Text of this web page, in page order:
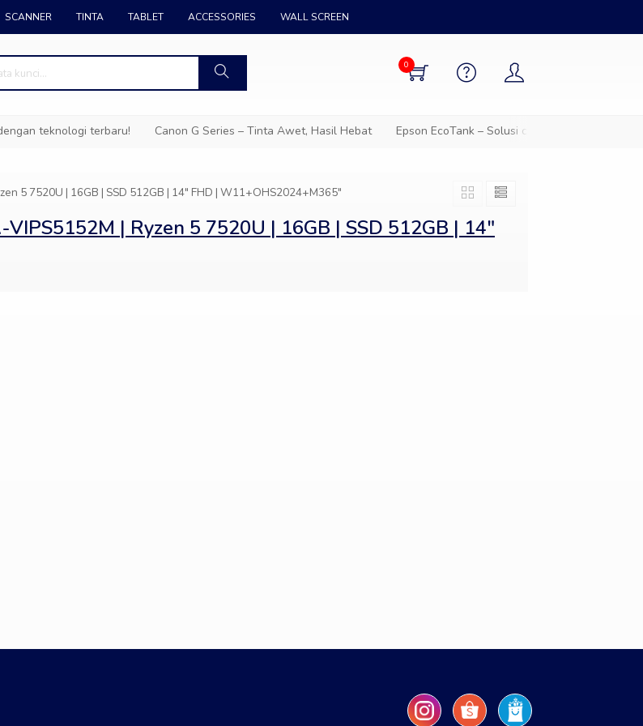
SCANNER TINTA TABLET ACCESSORIES WALL SCREEN
0
teknologi terbaru! Canon G Series – Tinta Awet, Hasil Hebat Epson EcoTank – Solusi cetak hemat untuk
5 7520U | 16GB | SSD 512GB | 14″ FHD | W11+OHS2024+M365"
| Ryzen 5 7520U | 16GB | SSD 512GB | 14″